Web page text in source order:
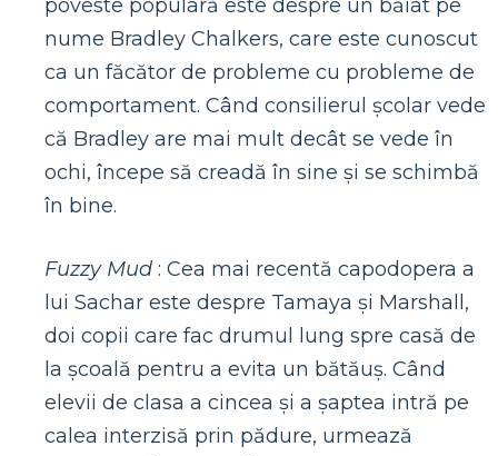
poveste populară este despre un băiat pe
nume Bradley Chalkers, care este cunoscut
ca un făcător de probleme cu probleme de
comportament. Când consilierul școlar vede
că Bradley are mai mult decât se vede în
ochi, începe să creadă în sine și se schimbă
în bine.
Fuzzy Mud : Cea mai recentă capodopera a
lui Sachar este despre Tamaya și Marshall,
doi copii care fac drumul lung spre casă de
la școală pentru a evita un bătăuș. Când
elevii de clasa a cincea și a șaptea intră pe
calea interzisă prin pădure, urmează